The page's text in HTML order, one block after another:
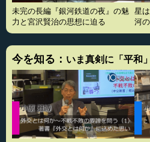
未完の長編『銀河鉄道の夜』の魅
力と宮沢賢治の思想に迫る
星
河
今を知る： いま真剣に「平和